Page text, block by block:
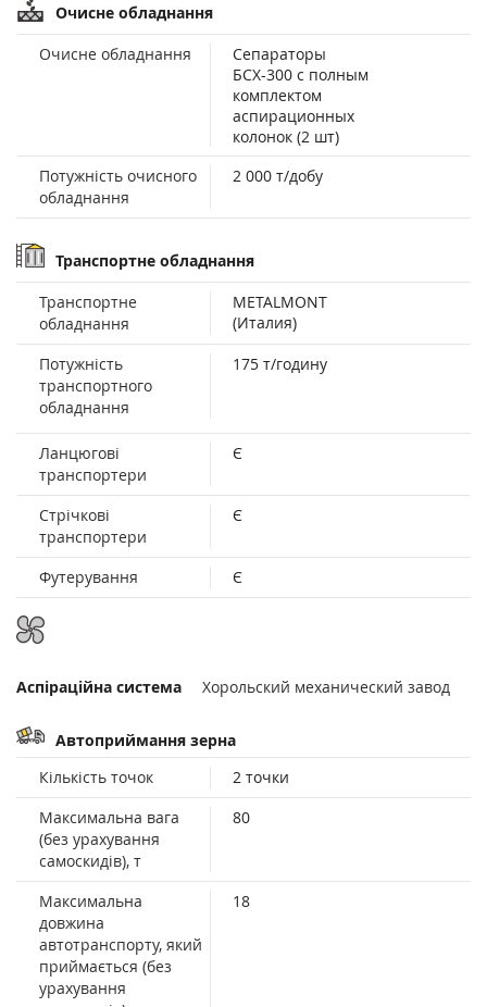
Очисне обладнання
Очисне обладнання
Сепараторы
БСХ-300 с полным
комплектом
аспирационных
колонок (2 шт)
Потужність очисного
обладнання
2 000 т/добу
Транспортне обладнання
Транспортне
обладнання
METALMONT
(Италия)
Потужність
транспортного
обладнання
175 т/годину
Ланцюгові
транспортери
Є
Стрічкові
транспортери
Є
Футерування Є
Аспіраційна система Хорольский механический завод
Автоприймання зерна
Кількість точок
2 точки
Максимальна вага
(без урахування
самоскидів), т
80
Максимальна
довжина
автотранспорту, який
приймається (без
урахування
18